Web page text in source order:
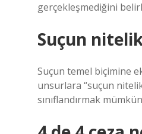
gerçekleşmediğini
Suçun
Suçun temel biçimine
unsurlara “suçun
sınıflandırmak